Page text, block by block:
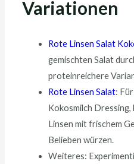
Variationen
Rote Linsen Salat
gemischten Salat
proteinreichere
Rote Linsen Salat:
Kokosmilch
Linsen mit frischem
Belieben würzen.
Weiteres: